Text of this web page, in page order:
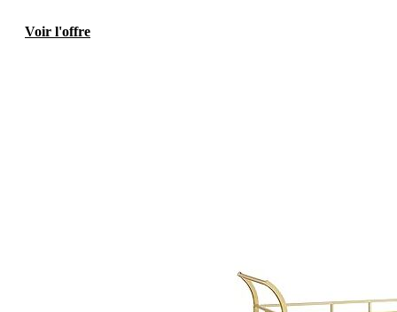
Voir l'offre